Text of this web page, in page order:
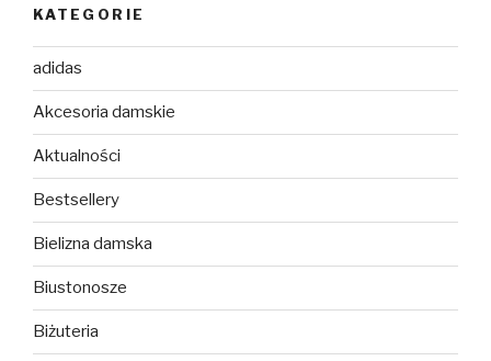
KATEGORIE
adidas
Akcesoria damskie
Aktualności
Bestsellery
Bielizna damska
Biustonosze
Biżuteria